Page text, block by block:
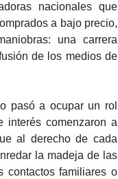
nacionales que
a bajo precio,
una carrera
de los medios de
pasó a ocupar un rol
interés comenzaron a
al derecho de cada
la madeja de las
contactos familiares o